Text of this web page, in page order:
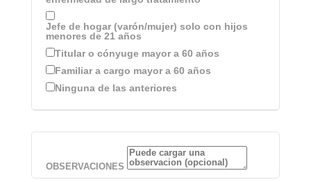
Jefe de hogar (varón/mujer) solo con hijos
menores de 21 años
Titular o cónyuge mayor a 60 años
Familiar a cargo mayor a 60 años
Ninguna de las anteriores
OBSERVACIONES